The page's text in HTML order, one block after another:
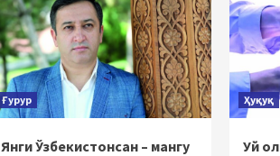
Ғурур
Янги Ўзбекистонсан – мангу
Ҳуқуқ
Уй